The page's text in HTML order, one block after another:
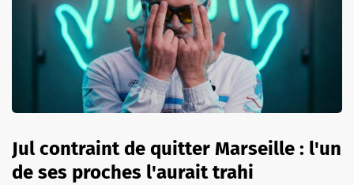
Jul contraint de quitter Marseille : l'un
de ses proches l'aurait trahi